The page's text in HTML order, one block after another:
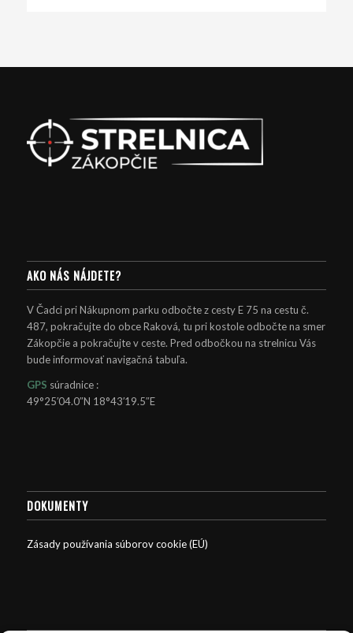
AKO NÁS NÁJDETE?
V Čadci pri Nákupnom parku odbočte z cesty E 75 na cestu č.
487, pokračujte do obce Raková, tu pri kostole odbočte na smer
Zákopčie a pokračujte v ceste. Pred odbočkou na strelnicu Vás
bude informovať navigačná tabuľa.
GPS súradnice :
49°25′04.0″N 18°43′19.5″E
DOKUMENTY
Zásady používania súborov cookie (EÚ)